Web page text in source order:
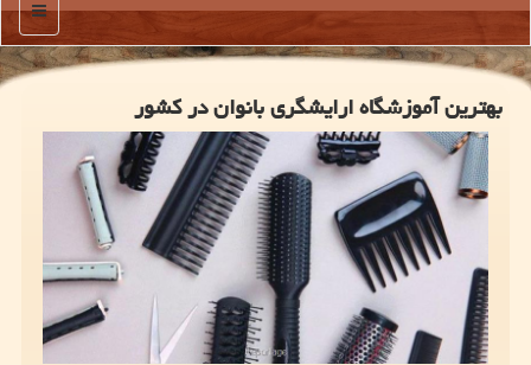
منو
بهترین آموزشگاه ارایشگری بانوان در كشور